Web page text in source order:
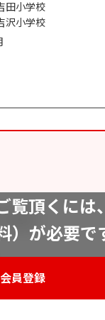
田小学校
沢小学校
覧頂くには、
が必要で
員登録